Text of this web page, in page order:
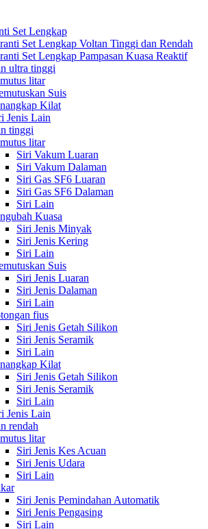
Set Lengkap
Set Lengkap Voltan Tinggi dan Rendah
Set Lengkap Pampasan Kuasa Reaktif
ultra tinggi
litar
Suis
Kilat
Jenis Lain
tinggi
litar
Siri Vakum Luaran
Siri Vakum Dalaman
Siri Gas SF6 Luaran
Siri Gas SF6 Dalaman
Siri Lain
Kuasa
Siri Jenis Minyak
Siri Jenis Kering
Siri Lain
Suis
Siri Jenis Luaran
Siri Jenis Dalaman
Siri Lain
fius
Siri Jenis Getah Silikon
Siri Jenis Seramik
Siri Lain
Kilat
Siri Jenis Getah Silikon
Siri Jenis Seramik
Siri Lain
Jenis Lain
rendah
litar
Siri Jenis Kes Acuan
Siri Jenis Udara
Siri Lain
Siri Jenis Pemindahan Automatik
Siri Jenis Pengasing
Siri Lain